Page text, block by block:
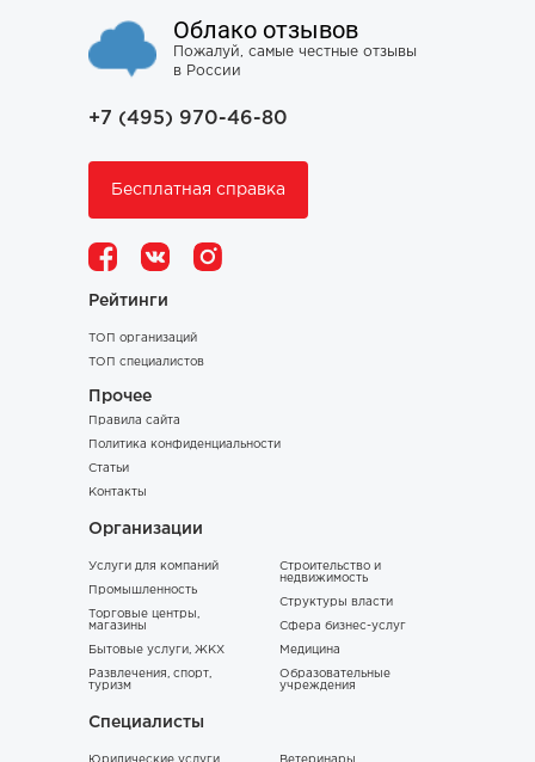
Облако отзывов
Пожалуй, самые честные отзывы
в России
+7 (495) 970-46-80
Бесплатная справка
Рейтинги
ТОП организаций
ТОП специалистов
Прочее
Правила сайта
Политика конфиденциальности
Статьи
Контакты
Организации
Услуги для компаний
Промышленность
Торговые центры,
магазины
Бытовые услуги, ЖКХ
Развлечения, спорт,
туризм
Строительство и
недвижимость
Структуры власти
Сфера бизнес-услуг
Медицина
Образовательные
учреждения
Специалисты